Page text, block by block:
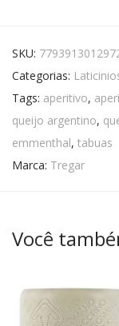
SKU:
Categorias:
Tags: aperitivo,
queijo argentino,
emmenthal, tabuas
Marca: Tregar
Você